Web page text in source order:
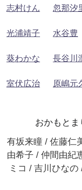
志村けん 忽那汐
光浦靖子 水谷豊
葵わかな 長谷川
室伏広治 原嶋元
おかもと
有坂来瞳 / 佐藤仁
由希子 / 仲間由紀
ミコ / 吉川ひな